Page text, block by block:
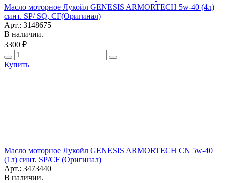
Масло моторное Лукойл GENESIS ARMORTECH 5w-40 (4л)
синт. SP/ SQ, CF(Оригинал)
Арт.: 3148675
В наличии.
3300 ₽
Купить
Масло моторное Лукойл GENESIS ARMORTECH CN 5w-40
(1л) синт. SP/CF (Оригинал)
Арт.: 3473440
В наличии.